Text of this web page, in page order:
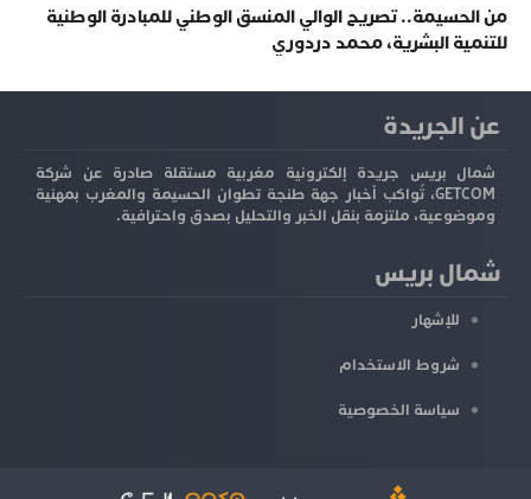
من الحسيمة.. تصريح الوالي المنسق الوطني للمبادرة الوطنية
للتنمية البشرية، محمد دردوري
عن الجريدة
شمال بريس جريدة إلكترونية مغربية مستقلة صادرة عن شركة
GETCOM، تُواكب أخبار جهة طنجة تطوان الحسيمة والمغرب بمهنية
وموضوعية، ملتزمة بنقل الخبر والتحليل بصدق واحترافية.
شمال بريس
للإشهار
شروط الاستخدام
سياسة الخصوصية